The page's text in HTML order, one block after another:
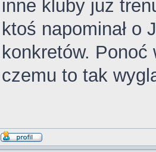
inne kluby już
ktoś napominał o
konkretów.
czemu to tak